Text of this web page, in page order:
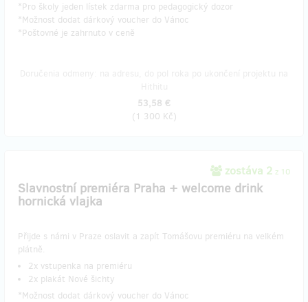
*Pro školy jeden lístek zdarma pro pedagogický dozor
*Možnost dodat dárkový voucher do Vánoc
*Poštovné je zahrnuto v ceně
53,58 €
(1 300 Kč)
zostáva 2 z 10
Slavnostní premiéra Praha + welcome drink
hornická vlajka
Přijde s námi v Praze oslavit a zapít Tomášovu premiéru na velkém
plátně.
​2x vstupenka na premiéru
​2x plakát Nové šichty
*Možnost dodat dárkový voucher do Vánoc